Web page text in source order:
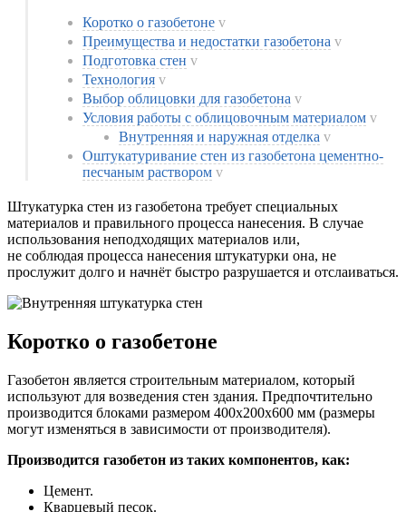
Коротко о газобетоне v
Преимущества и недостатки газобетона v
Подготовка стен v
Технология v
Выбор облицовки для газобетона v
Условия работы с облицовочным материалом v
Внутренняя и наружная отделка v
Оштукатуривание стен из газобетона цементно-
песчаным раствором v
Штукатурка стен из газобетона требует специальных
материалов и правильного процесса нанесения. В случае
использования неподходящих материалов или,
не соблюдая процесса нанесения штукатурки она, не
прослужит долго и начнёт быстро разрушается и отслаиваться.
Коротко о газобетоне
Газобетон является строительным материалом, который
используют для возведения стен здания. Предпочтительно
производится блоками размером 400х200х600 мм (размеры
могут изменяться в зависимости от производителя).
Производится газобетон из таких компонентов, как:
Цемент.
Кварцевый песок.